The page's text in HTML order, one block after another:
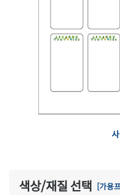
색상/재질 선택 [가용